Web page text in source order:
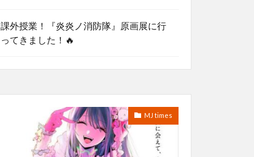
課外授業！『炎炎ノ消防隊』原画展に行
ってきました！🔥
MJ times